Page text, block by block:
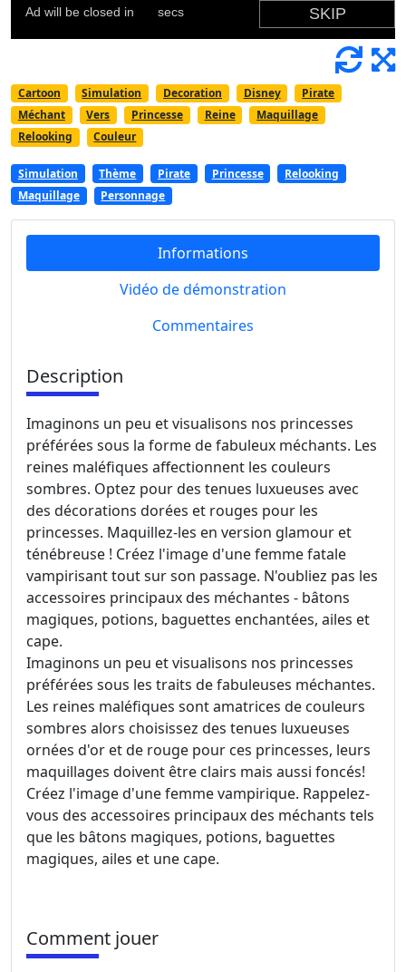
Cartoon Simulation Decoration Disney
Pirate
Méchant
Vers Princesse Reine
Maquillage
Relooking
Couleur
Simulation Thème Pirate Princesse
Relooking
Maquillage
Personnage
Informations
Vidéo de démonstration
Commentaires
Description
Imaginons un peu et visualisons nos princesses
préférées sous la forme de fabuleux méchants. Les
reines maléfiques affectionnent les couleurs
sombres. Optez pour des tenues luxueuses avec
des décorations dorées et rouges pour les
princesses. Maquillez-les en version glamour et
ténébreuse ! Créez l'image d'une femme fatale
vampirisant tout sur son passage. N'oubliez pas les
accessoires principaux des méchantes - bâtons
magiques, potions, baguettes enchantées, ailes et
cape.
Imaginons un peu et visualisons nos princesses
préférées sous les traits de fabuleuses méchantes.
Les reines maléfiques sont amatrices de couleurs
sombres alors choisissez des tenues luxueuses
ornées d'or et de rouge pour ces princesses, leurs
maquillages doivent être clairs mais aussi foncés!
Créez l'image d'une femme vampirique. Rappelez-
vous des accessoires principaux des méchants tels
que les bâtons magiques, potions, baguettes
magiques, ailes et une cape.
Comment jouer